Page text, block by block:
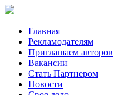
Главная
Рекламодателям
Приглашаем авторов
Вакансии
Стать Партнером
Новости